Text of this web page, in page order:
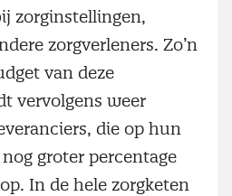
zorginstellingen,
zorgverleners. Zo’n
van deze
vervolgens weer
die op hun
groter percentage
In de hele zorgketen